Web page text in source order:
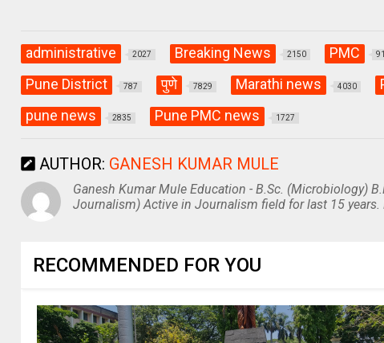
administrative 2027 Breaking News 2150 PMC
Pune District 787 पुणे 7829 Marathi news 4030
pune news 2835 Pune PMC news 1727
AUTHOR: GANESH KUMAR MULE
Ganesh Kumar Mule Education - B.Sc. (Microbiology)
Journalism) Active in Journalism field for last 15 years.
RECOMMENDED FOR YOU